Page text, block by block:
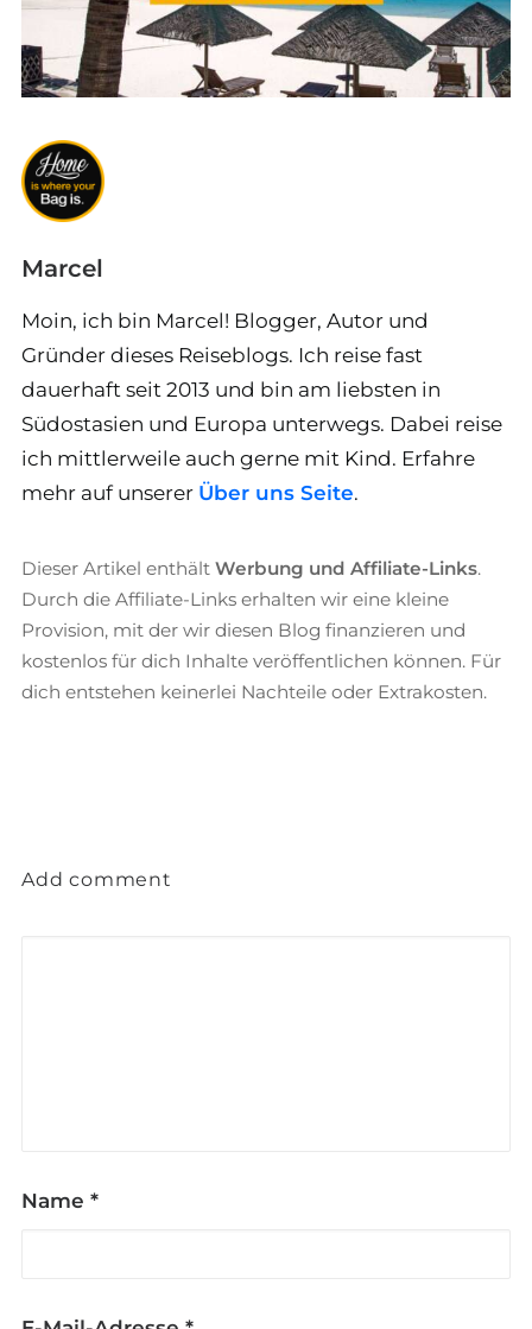
Marcel
Moin, ich bin Marcel! Blogger, Autor und
Gründer dieses Reiseblogs. Ich reise fast
dauerhaft seit 2013 und bin am liebsten in
Südostasien und Europa unterwegs. Dabei reise
ich mittlerweile auch gerne mit Kind. Erfahre
mehr auf unserer Über uns Seite.
Dieser Artikel enthält Werbung und Affiliate-Links.
Durch die Affiliate-Links erhalten wir eine kleine
Provision, mit der wir diesen Blog finanzieren und
kostenlos für dich Inhalte veröffentlichen können. Für
dich entstehen keinerlei Nachteile oder Extrakosten.
Add comment
Name *